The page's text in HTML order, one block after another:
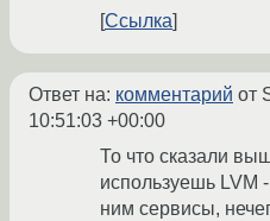
Ссылка
Ответ на: комментарий от
10:51:03 +00:00
То что сказали
используешь LVM
ним сервисы,